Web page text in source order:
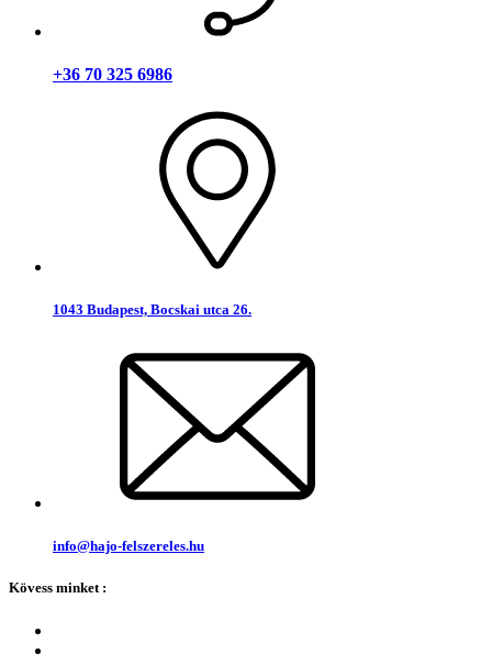
+36 70 325 6986
1043 Budapest, Bocskai utca 26.
info@hajo-felszereles.hu
Kövess minket :